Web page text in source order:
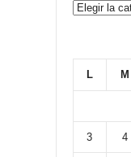
Categorías
L M
3 4